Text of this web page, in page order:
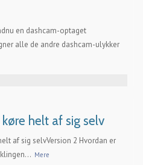
en dashcam-optaget
alle de andre dashcam-ulykker
helt af sig selv
af sig selvVersion 2 Hvordan er
Mere